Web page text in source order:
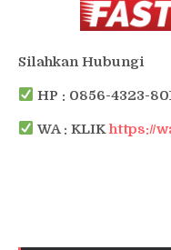
Silahkan Hubungi
HP : 0856-4323-
WA : KLIKhttps://